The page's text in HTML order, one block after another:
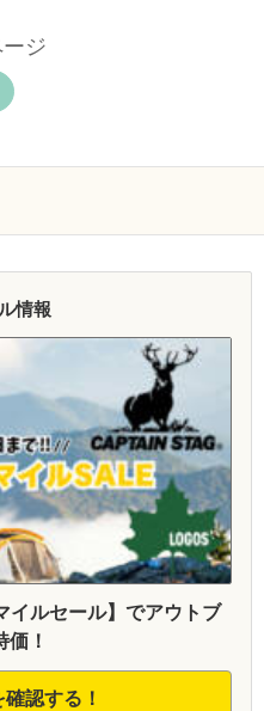
ジ
情報
イルセール】でアウトブ
！
認する！